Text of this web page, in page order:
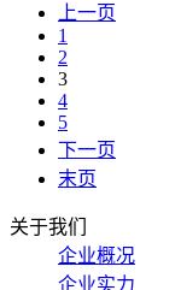
上一页
1
2
3
4
5
下一页
末页
关于我们
企业概况
企业实力